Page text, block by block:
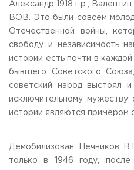
Александр 1918 г.р.,
ВОВ. Это были совсем
Отечественной войны,
свободу и независимость
истории есть почти в
бывшего Советского
советский народ выстоял
исключительному
истории являются примером
Демобилизован Печников
только в 1946 году,